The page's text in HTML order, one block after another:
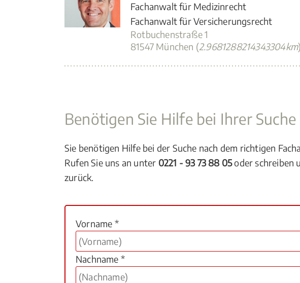
Fachanwalt für Medizinrecht
Fachanwalt für Versicherungsrecht
Rotbuchenstraße 1
81547 München (2.9681288214343304km)
Benötigen Sie Hilfe bei Ihrer
Sie benötigen Hilfe bei der Suche nach dem richtigen
Rufen Sie uns an unter 0221 - 93 73 88 05oder schreiben
zurück.
Vorname *
Nachname *